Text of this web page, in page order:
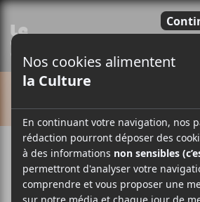
Cet évènement est passé.